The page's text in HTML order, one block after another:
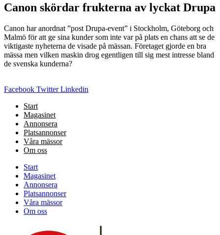
Canon skördar frukterna av lyckat Drupa
Canon har anordnat ”post Drupa-event” i Stockholm, Göteborg och
Malmö för att ge sina kunder som inte var på plats en chans att se de
viktigaste nyheterna de visade på mässan. Företaget gjorde en bra
mässa men vilken maskin drog egentligen till sig mest intresse bland
de svenska kunderna?
Facebook Twitter Linkedin
Start
Magasinet
Annonsera
Platsannonser
Våra mässor
Om oss
Start
Magasinet
Annonsera
Platsannonser
Våra mässor
Om oss